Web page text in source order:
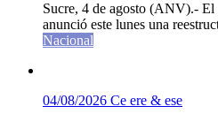
Sucre, 4 de agosto (ANV).- El
anunció este lunes una
Nacional
04/08/2026 Ce ere & ese